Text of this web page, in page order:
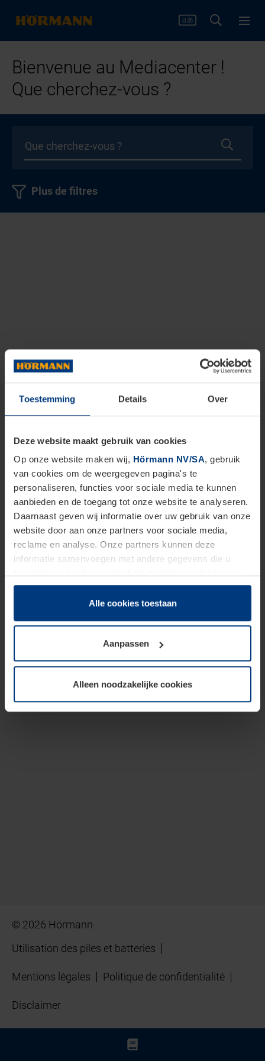
Toestemming Details Over
Deze website maakt gebruik van cookies
Op onze website maken wij, Hörmann NV/SA, gebruik
van cookies om de weergegeven pagina's te
personaliseren, functies voor sociale media te kunnen
aanbieden en de toegang tot onze website te analyseren.
Daarnaast geven wij informatie over uw gebruik van onze
website door aan onze partners voor sociale media,
reclame en analyse. Onze partners kunnen deze
informatie samenvoegen met andere gegevens die u
hun diensten hebben verzameld.
Juridisch hebben wij het recht om cookies op uw
van deze pagina's absoluut vereist is. Voor alle andere
soorten cookies is uw toestemming benodigd. Uw
toestemming kunt u op elk moment bij de uitleg van de
wijzigen of herroepen.
Alle cookies toestaan
Aanpassen
Alleen noodzakelijke cookies
Bienvenue au Mediacenter !
Que cherchez-vous ?
Plus de filtres
© 2026 Hörmann
Utilisation des piles et batteries
Mentions légales Politique de confidentialité
Disclaimer